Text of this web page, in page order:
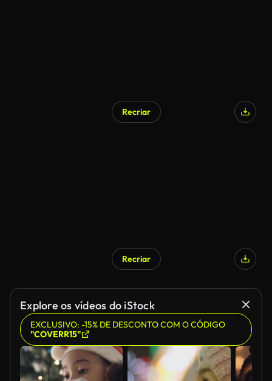
Recriar
Recriar
Explore os vídeos do iStock
EXCLUSIVO: -15% DE DESCONTO COM O CÓDIGO
"COVERR15"